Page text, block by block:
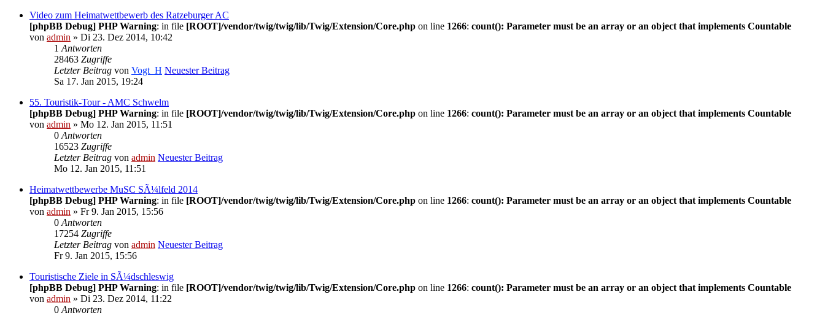
Video zum Heimatwettbewerb des Ratzeburger AC
[phpBB Debug] PHP Warning: in file [ROOT]/vendor/twig/twig/lib/Twig/Extension/Core.php on line 1266: count(): Parameter must be an array or an object that implements Countable
von admin » Di 23. Dez 2014, 10:42
1 Antworten
28463 Zugriffe
Letzter Beitrag von Vogt_H Neuester Beitrag
Sa 17. Jan 2015, 19:24
55. Touristik-Tour - AMC Schwelm
[phpBB Debug] PHP Warning: in file [ROOT]/vendor/twig/twig/lib/Twig/Extension/Core.php on line 1266: count(): Parameter must be an array or an object that implements Countable
von admin » Mo 12. Jan 2015, 11:51
0 Antworten
16523 Zugriffe
Letzter Beitrag von admin Neuester Beitrag
Mo 12. Jan 2015, 11:51
Heimatwettbewerbe MuSC SÃ¼lfeld 2014
[phpBB Debug] PHP Warning: in file [ROOT]/vendor/twig/twig/lib/Twig/Extension/Core.php on line 1266: count(): Parameter must be an array or an object that implements Countable
von admin » Fr 9. Jan 2015, 15:56
0 Antworten
17254 Zugriffe
Letzter Beitrag von admin Neuester Beitrag
Fr 9. Jan 2015, 15:56
Touristische Ziele in SÃ¼dschleswig
[phpBB Debug] PHP Warning: in file [ROOT]/vendor/twig/twig/lib/Twig/Extension/Core.php on line 1266: count(): Parameter must be an array or an object that implements Countable
von admin » Di 23. Dez 2014, 11:22
0 Antworten